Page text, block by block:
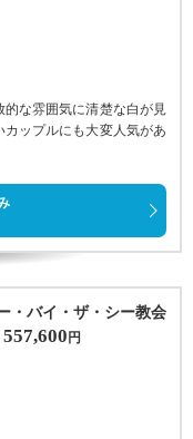
な雰囲気に清楚な白が見
ップルにも大変人気があ
・バイ・ザ・シー教会
557,600 円